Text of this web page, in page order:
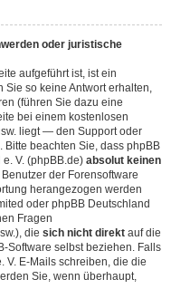
oder juristische
aufgeführt ist, ist ein
Sie so keine Antwort erhalten,
(führen Sie dazu eine
bei einem kostenlosen
liegt — den Support oder
Bitte beachten Sie, dass phpBB
V. (phpBB.de) absolut keinen
der Forensoftware
herangezogen werden
oder phpBB Deutschland
Fragen
die sich nicht direkt auf die
Software selbst beziehen. Falls
V. E-Mails schreiben, die die
Sie, wenn überhaupt,